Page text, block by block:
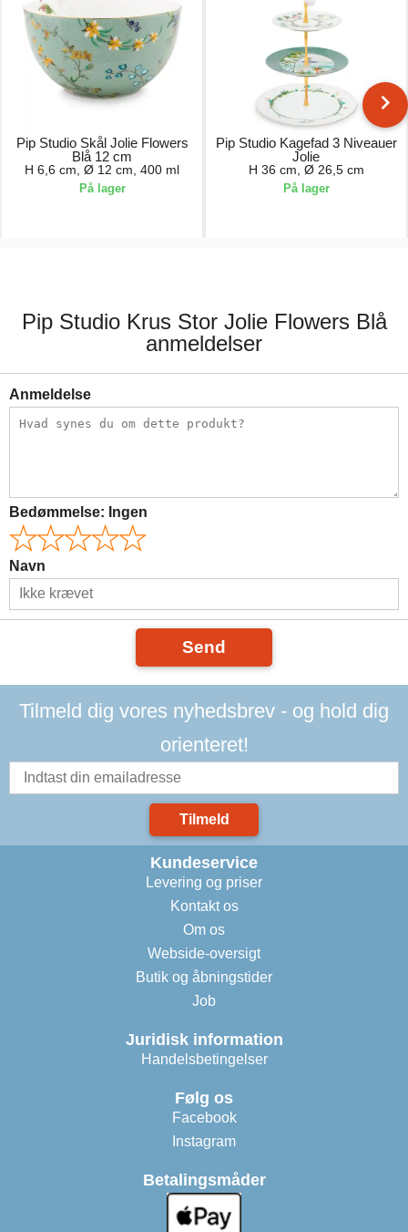
Pip Studio Skål Jolie Flowers
Blå 12 cm
H 6,6 cm, Ø 12 cm, 400 ml
På lager
Pip Studio Kagefad 3 Niveauer
Jolie
H 36 cm, Ø 26,5 cm
På lager
Pip Studio Krus Stor Jolie Flowers Blå
anmeldelser
Anmeldelse
Bedømmelse: Ingen
Navn
Send
Tilmeld dig vores nyhedsbrev - og hold dig
orienteret!
Tilmeld
Kundeservice
Levering og priser
Kontakt os
Om os
Webside-oversigt
Butik og åbningstider
Job
Juridisk information
Handelsbetingelser
Følg os
Facebook
Instagram
Betalingsmåder